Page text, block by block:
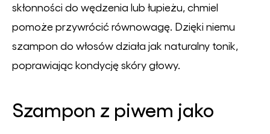
skłonności do wędzenia lub łupieżu, chmiel
pomoże przywrócić równowagę. Dzięki niemu
szampon do włosów działa jak naturalny tonik,
poprawiając kondycję skóry głowy.
Szampon z piwem jako